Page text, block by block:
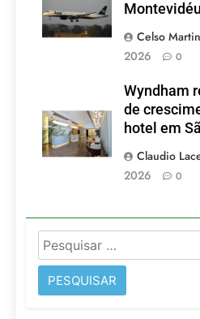
Celso
2026
0
Wyndham
de
hotel em
Claudio
2026
0
Pesquisar
por: